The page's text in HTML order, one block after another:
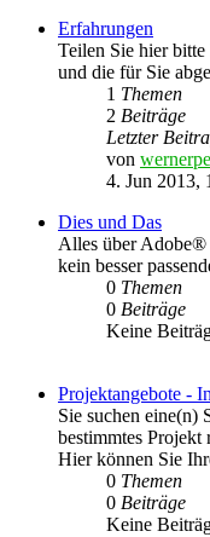
Erfahrungen
Teilen Sie hier
und die für Sie
1 Themen
2 Beiträge
Letzter
von
4. Jun 2013,
Dies und Das
Alles über Adobe®
kein besser
0 Themen
0 Beiträge
Keine
Projektangebote -
Sie suchen eine(n)
bestimmtes Projekt
Hier können Sie
0 Themen
0 Beiträge
Keine